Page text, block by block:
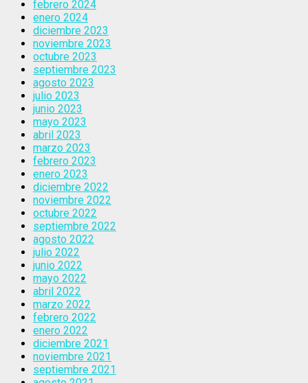
febrero 2024
enero 2024
diciembre 2023
noviembre 2023
octubre 2023
septiembre 2023
agosto 2023
julio 2023
junio 2023
mayo 2023
abril 2023
marzo 2023
febrero 2023
enero 2023
diciembre 2022
noviembre 2022
octubre 2022
septiembre 2022
agosto 2022
julio 2022
junio 2022
mayo 2022
abril 2022
marzo 2022
febrero 2022
enero 2022
diciembre 2021
noviembre 2021
septiembre 2021